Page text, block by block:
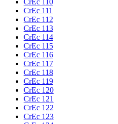
CrEc 111
CrEc 112
CrEc 113
CrEc 114
CrEc 115
CrEc 116
CrEc 117
CrEc 118
CrEc 119
CrEc 120
CrEc 121
CrEc 122
CrEc 123